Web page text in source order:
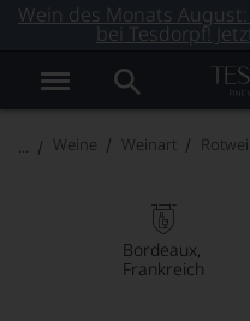
Wein des Monats
bei Tesdorpf!
Weine Weinart
Bordeaux
Frankreich